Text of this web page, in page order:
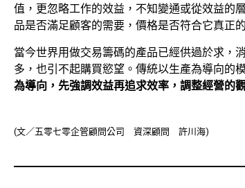
值，更忽略工作的效益，不知變通或從效益的
品是否滿足顧客的需要，價格是否符合它真正
當今世界用做交易籌碼的產品已經供過於求，
多，也引不起購買慾望。傳統以生產為導向的
為導向，先強調效益再追求效率，調整經營的
(文／五零七零企管顧問公司 資深顧問 許川海)